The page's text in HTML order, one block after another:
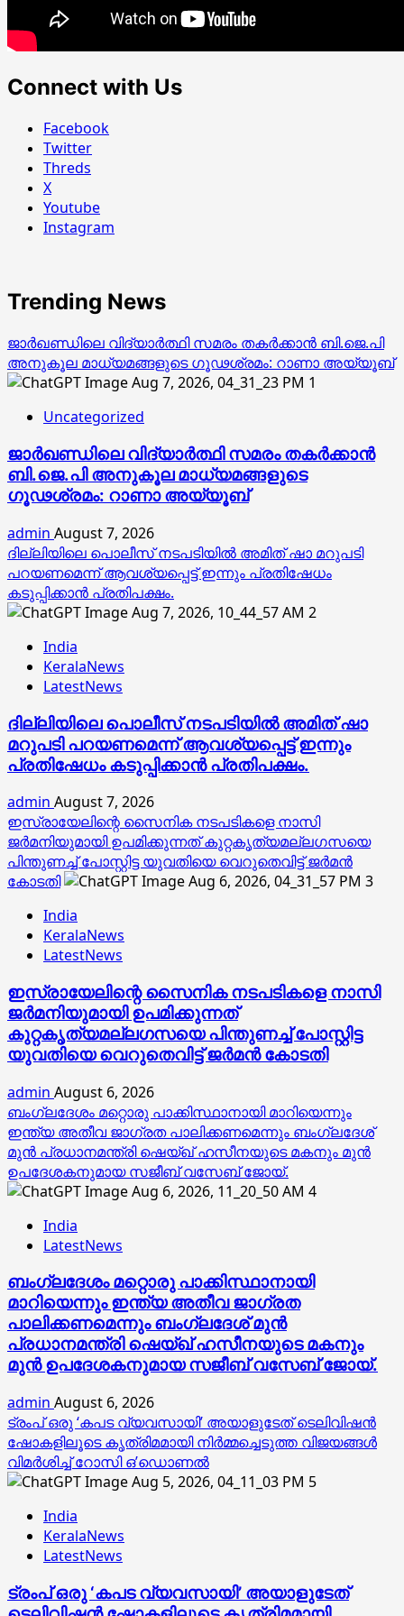
Connect with Us
Facebook
Twitter
Threds
X
Youtube
Instagram
Trending News
ജാര്‍ഖണ്ഡിലെ വിദ്യാര്‍ത്ഥി സമരം തകര്‍ക്കാന്‍ ബി.ജെ.പി
അനുകൂല മാധ്യമങ്ങളുടെ ഗൂഢശ്രമം: റാണാ അയ്യൂബ്
1
Uncategorized
ജാര്‍ഖണ്ഡിലെ വിദ്യാര്‍ത്ഥി സമരം തകര്‍ക്കാന്‍
ബി.ജെ.പി അനുകൂല മാധ്യമങ്ങളുടെ
ഗൂഢശ്രമം: റാണാ അയ്യൂബ്
admin August 7, 2026
ദില്ലിയിലെ പൊലീസ് നടപടിയിൽ അമിത് ഷാ മറുപടി
പറയണമെന്ന് ആവശ്യപ്പെട്ട് ഇന്നും പ്രതിഷേധം
കടുപ്പിക്കാൻ പ്രതിപക്ഷം.
2
India
KeralaNews
LatestNews
ദില്ലിയിലെ പൊലീസ് നടപടിയിൽ അമിത് ഷാ
മറുപടി പറയണമെന്ന് ആവശ്യപ്പെട്ട് ഇന്നും
പ്രതിഷേധം കടുപ്പിക്കാൻ പ്രതിപക്ഷം.
admin August 7, 2026
ഇസ്രായേലിന്റെ സൈനിക നടപടികളെ നാസി
ജര്‍മനിയുമായി ഉപമിക്കുന്നത് കുറ്റകൃത്യമല്ലഗസയെ
പിന്തുണച്ച് പോസ്റ്റിട്ട യുവതിയെ വെറുതെവിട്ട് ജര്‍മന്‍
കോടതി
3
India
KeralaNews
LatestNews
ഇസ്രായേലിന്റെ സൈനിക നടപടികളെ നാസി
ജര്‍മനിയുമായി ഉപമിക്കുന്നത്
കുറ്റകൃത്യമല്ലഗസയെ പിന്തുണച്ച് പോസ്റ്റിട്ട
യുവതിയെ വെറുതെവിട്ട് ജര്‍മന്‍ കോടതി
admin August 6, 2026
ബംഗ്ലദേശം മറ്റൊരു പാക്കിസ്ഥാനായി മാറിയെന്നും
ഇന്ത്യ അതീവ ജാഗ്രത പാലിക്കണമെന്നും ബംഗ്ലദേശ്
മുൻ പ്രധാനമന്ത്രി ഷെയ്ഖ് ഹസീനയുടെ മകനും മുൻ
ഉപദേശകനുമായ സജീബ് വസേബ് ജോയ്.
4
India
LatestNews
ബംഗ്ലദേശം മറ്റൊരു പാക്കിസ്ഥാനായി
മാറിയെന്നും ഇന്ത്യ അതീവ ജാഗ്രത
പാലിക്കണമെന്നും ബംഗ്ലദേശ് മുൻ
പ്രധാനമന്ത്രി ഷെയ്ഖ് ഹസീനയുടെ മകനും
മുൻ ഉപദേശകനുമായ സജീബ് വസേബ് ജോയ്.
admin August 6, 2026
ട്രംപ് ഒരു ‘കപട വ്യവസായി’ അയാളുടേത് ടെലിവിഷന്‍
ഷോകളിലൂടെ കൃത്രിമമായി നിര്‍മ്മച്ചെടുത്ത വിജയങ്ങള്‍
വിമര്‍ശിച്ച് റോസി ഒ’ഡൊണല്‍
5
India
KeralaNews
LatestNews
ട്രംപ് ഒരു ‘കപട വ്യവസായി’ അയാളുടേത്